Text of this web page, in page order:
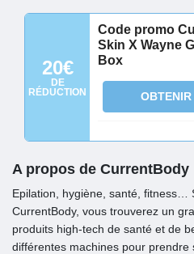
20€
DE
RÉDUCTION
Code promo
Skin X Wayne
Box
A propos de CurrentBody
Epilation, hygiène, santé, fitness…
CurrentBody, vous trouverez un
produits high-tech de santé et de
différentes machines pour prendre